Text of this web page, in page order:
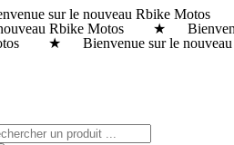
Passer
au
contenu
sur le nouveau Rbike
Rbike Motos ★
★ Bienvenue sur le